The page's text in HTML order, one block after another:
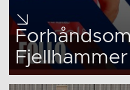
Fjellhammer